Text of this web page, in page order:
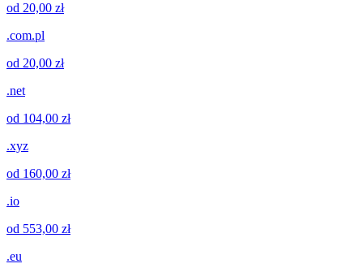
od 20,00 zł
.com.pl
od 20,00 zł
.net
od 104,00 zł
.xyz
od 160,00 zł
.io
od 553,00 zł
.eu